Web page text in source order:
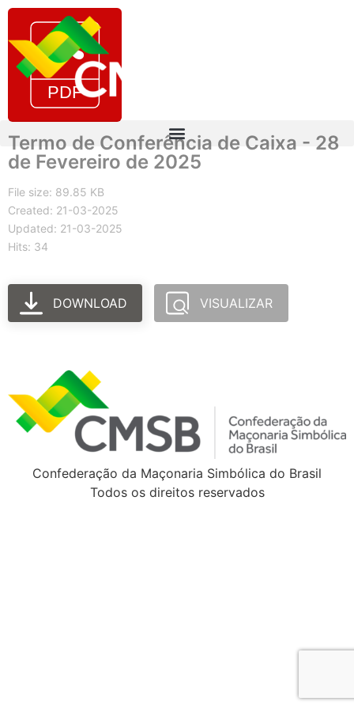
Termo de Conferência de Caixa - 28
de Fevereiro de 2025
File size: 89.85 KB
Created: 21-03-2025
Updated: 21-03-2025
Hits: 34
DOWNLOAD VISUALIZAR
Confederação da Maçonaria Simbólica do Brasil
Todos os direitos reservados